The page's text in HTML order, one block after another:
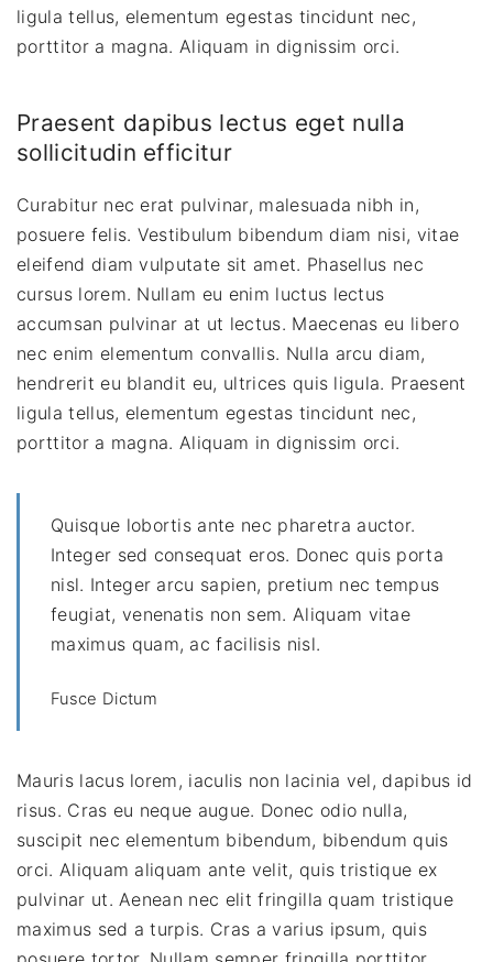
ligula tellus, elementum egestas tincidunt nec,
porttitor a magna. Aliquam in dignissim orci.
Praesent dapibus lectus eget nulla
sollicitudin efficitur
Curabitur nec erat pulvinar, malesuada nibh in,
posuere felis. Vestibulum bibendum diam nisi, vitae
eleifend diam vulputate sit amet. Phasellus nec
cursus lorem. Nullam eu enim luctus lectus
accumsan pulvinar at ut lectus. Maecenas eu libero
nec enim elementum convallis. Nulla arcu diam,
hendrerit eu blandit eu, ultrices quis ligula. Praesent
ligula tellus, elementum egestas tincidunt nec,
porttitor a magna. Aliquam in dignissim orci.
Quisque lobortis ante nec pharetra auctor.
Integer sed consequat eros. Donec quis porta
nisl. Integer arcu sapien, pretium nec tempus
feugiat, venenatis non sem. Aliquam vitae
maximus quam, ac facilisis nisl.
Fusce Dictum
Mauris lacus lorem, iaculis non lacinia vel, dapibus id
risus. Cras eu neque augue. Donec odio nulla,
suscipit nec elementum bibendum, bibendum quis
orci. Aliquam aliquam ante velit, quis tristique ex
pulvinar ut. Aenean nec elit fringilla quam tristique
maximus sed a turpis. Cras a varius ipsum, quis